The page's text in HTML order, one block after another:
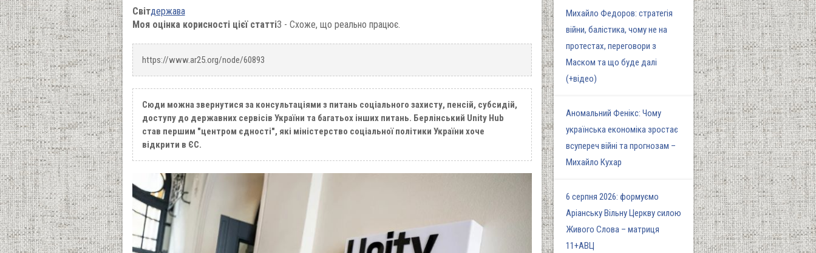
Світдержава
Моя оцінка корисності цієї статті3 - Схоже, що реально працює.
https://www.ar25.org/node/60893
Сюди можна звернутися за консультаціями з питань соціального захисту, пенсій, субсидій,
доступу до державних сервісів України та багатьох інших питань. Берлінський Unity Hub
став першим "центром єдності", які міністерство соціальної політики України хоче
відкрити в ЄС.
Михайло Федоров: стратегія
війни, балістика, чому не на
протестах, переговори з
Маском та що буде далі
(+відео)
Аномальний Фенікс: Чому
українська економіка зростає
всупереч війні та прогнозам –
Михайло Кухар
6 серпня 2026: формуємо
Аріанську Вільну Церкву силою
Живого Слова – матриця
11+АВЦ